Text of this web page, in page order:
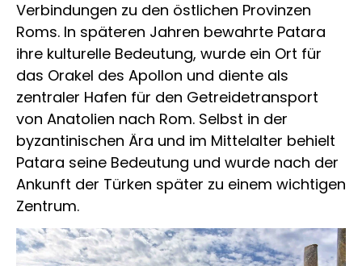
Verbindungen zu den östlichen Provinzen
Roms. In späteren Jahren bewahrte Patara
ihre kulturelle Bedeutung, wurde ein Ort für
das Orakel des Apollon und diente als
zentraler Hafen für den Getreidetransport
von Anatolien nach Rom. Selbst in der
byzantinischen Ära und im Mittelalter behielt
Patara seine Bedeutung und wurde nach der
Ankunft der Türken später zu einem wichtigen
Zentrum.